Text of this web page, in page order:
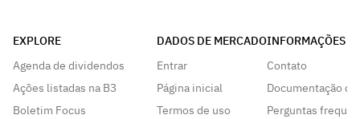
EXPLORE
Agenda de dividendos
Ações listadas na B3
Boletim Focus
DADOS DE MERCADO
Entrar
Página inicial
Termos de uso
INFORMAÇÕES
Contato
Documentação da
Perguntas